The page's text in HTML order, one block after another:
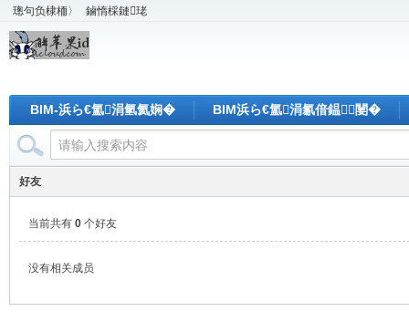
璁句负棣栭〉 鏀惰棌鏈珯
BIM-浜ら€氳涓氫氦娴� BIM浜ら€氳涓氱偣鎾闄�
好友
当前共有 0 个好友
没有相关成员